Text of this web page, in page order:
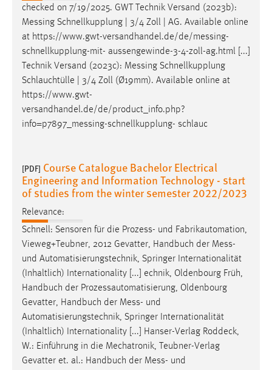
checked on 7/19/2025. GWT Technik Versand (2023b):
Messing Schnellkupplung | 3/4 Zoll | AG. Available online
at https://www.gwt-versandhandel.de/de/messing-
schnellkupplung-mit- aussengewinde-3-4-zoll-ag.html [...]
Technik Versand (2023c): Messing Schnellkupplung
Schlauchtülle | 3/4 Zoll (Ø19mm). Available online at
https://www.gwt-
versandhandel.de/de/product_info.php?
info=p7897_ messing-schnellkupplung- schlauc
[PDF] Course Catalogue Bachelor Electrical
Engineering and Information Technology - start
of studies from the winter semester 2022/2023
Relevance:
Schnell: Sensoren für die Prozess- und Fabrikautomation,
Vieweg+Teubner, 2012 Gevatter, Handbuch der Mess-
und Automatisierungstechnik, Springer Internationalität
(Inhaltlich) Internationality [...] echnik, Oldenbourg Früh,
Handbuch der Prozessautomatisierung, Oldenbourg
Gevatter, Handbuch der Mess- und
Automatisierungstechnik, Springer Internationalität
(Inhaltlich) Internationality [...] Hanser-Verlag Roddeck,
W.: Einführung in die Mechatronik, Teubner-Verlag
Gevatter et. al.: Handbuch der Mess- und